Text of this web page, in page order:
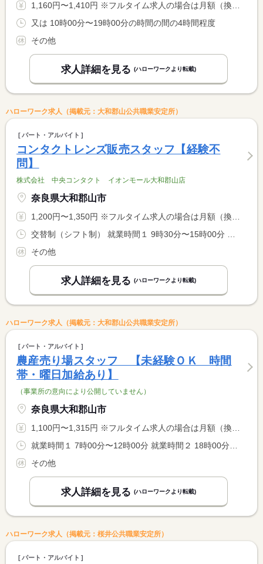
1,160円〜1,410円 ※フルタイム求人の場合は月額（換算額）、パート求人の場合は時間額を表示しています。
又は 10時00分〜19時00分の時間の間の4時間程度
その他
求人詳細を見る (ハローワークより転載)
ハローワーク求人（掲載元：大和郡山公共職業安定所）
パート・アルバイト
コンタクトレンズ販売スタッフ【経験不
問】
株式会社 中央コンタクト イオンモール大和郡山店
奈良県大和郡山市
1,200円〜1,350円 ※フルタイム求人の場合は月額（換算額）、パート求人の場合は時間額を表示しています。
交替制（シフト制） 就業時間１ 9時30分〜15時00分 又は 9時30分〜21時00分の時間の間の4時間程度 就業時間に関する特記事項 シフトは柔軟に対応可能です。
その他
求人詳細を見る (ハローワークより転載)
ハローワーク求人（掲載元：大和郡山公共職業安定所）
パート・アルバイト
農産売り場スタッフ 【未経験ＯＫ 時間
帯・曜日加給あり】
（事業所の意向により公開していません）
奈良県大和郡山市
1,100円〜1,315円 ※フルタイム求人の場合は月額（換算額）、パート求人の場合は時間額を表示しています。
就業時間１ 7時00分〜12時00分 就業時間２ 18時00分〜23時00分 就業時間に関する特記事項 （１）（２）は選択可 <BR> <BR> ※２２：００〜２３：００は１８歳未満の就労不可。 <BR> 労基法第６１条（１８歳未満の深夜業の禁止）
その他
求人詳細を見る (ハローワークより転載)
ハローワーク求人（掲載元：桜井公共職業安定所）
パート・アルバイト